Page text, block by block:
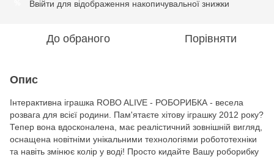
Ввійти для відображення накопичувальної знижки
До обраного Порівняти
Опис
Інтерактивна іграшка ROBO ALIVE - РОБОРИБКА - весела
розвага для всієї родини. Пам'ятаєте хітову іграшку 2012 року?
Тепер вона вдосконалена, має реалістичний зовнішній вигляд,
оснащена новітніми унікальними технологіями робототехніки
та навіть змінює колір у воді! Просто кидайте Вашу роборибку